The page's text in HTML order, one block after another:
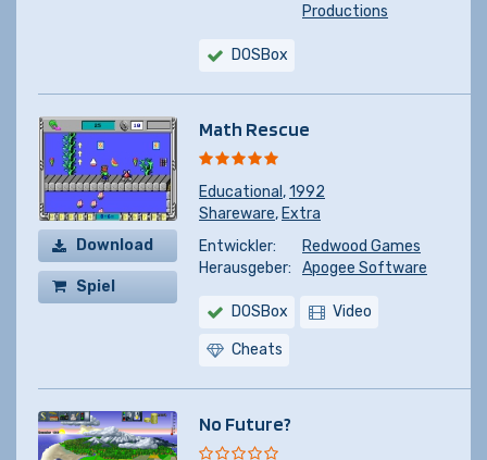
Productions
DOSBox
Download
Spiel
Math Rescue
Educational ,1992
Shareware, Extra
Entwickler:
Redwood Games
Herausgeber:
Apogee Software
DOSBox Video
Cheats
No Future?